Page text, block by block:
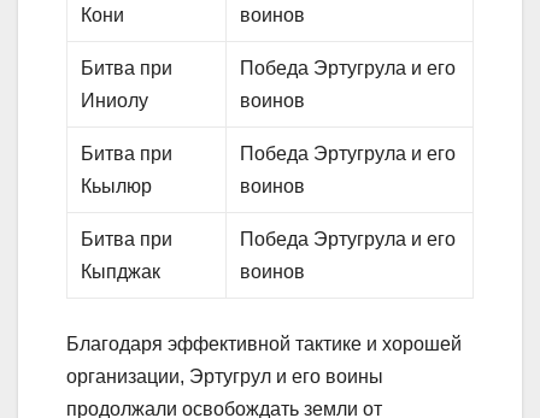
Кони
воинов
Битва при
Иниолу
Победа Эртугрула и его
воинов
Битва при
Кьылюр
Победа Эртугрула и его
воинов
Битва при
Кыпджак
Победа Эртугрула и его
воинов
Благодаря эффективной тактике и хорошей
организации, Эртугрул и его воины
продолжали освобождать земли от